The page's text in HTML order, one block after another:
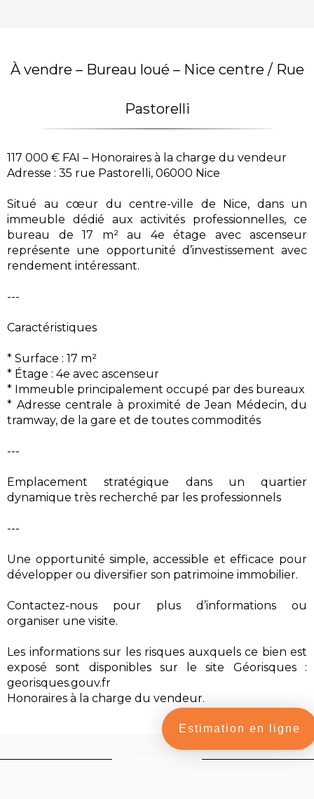
À vendre – Bureau loué – Nice centre / Rue
Pastorelli
117 000 € FAI – Honoraires à la charge du vendeur
Adresse : 35 rue Pastorelli, 06000 Nice
Situé au cœur du centre-ville de Nice, dans un
immeuble dédié aux activités professionnelles, ce
bureau de 17 m² au 4e étage avec ascenseur
représente une opportunité d’investissement avec
rendement intéressant.
---
Caractéristiques
* Surface : 17 m²
* Étage : 4e avec ascenseur
* Immeuble principalement occupé par des bureaux
* Adresse centrale à proximité de Jean Médecin, du
tramway, de la gare et de toutes commodités
---
Emplacement stratégique dans un quartier
dynamique très recherché par les professionnels
---
Une opportunité simple, accessible et efficace pour
développer ou diversifier son patrimoine immobilier.
Contactez-nous pour plus d’informations ou
organiser une visite.
Les informations sur les risques auxquels ce bien est
exposé sont disponibles sur le site Géorisques :
georisques.gouv.fr
Honoraires à la charge du vendeur.
Estimation en ligne